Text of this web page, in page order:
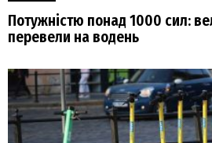
Потужністю понад 1000 сил:
перевели на водень